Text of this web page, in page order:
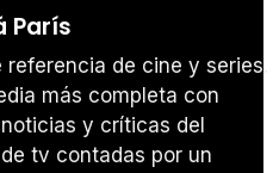
París
de cine y series.
más completa con
y críticas del
tv contadas por un